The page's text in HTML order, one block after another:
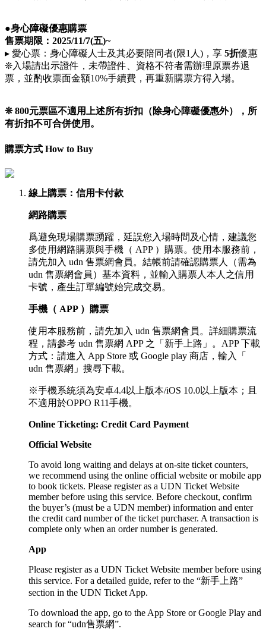
●身心障礙優惠購票
售票期限： 2025/11/7(五)~
▸ 愛心票：身心障礙人士及其必要陪同者(限1人)，享 5折優惠
❊入場請出示證件，未帶證件、資格不符者需辦理原票券退
票，並酌收票面金額10%手續費，再重新購票方得入場。
❊800元票區不適用上述所有折扣 （除身心障礙優惠外） ， 所
有折扣不可合併使用。
購票方式 How to Buy
線上購票 ：信用卡付款
網路購票
爲避免現場購票踴躍，延誤您入場時間及心情，建議您
多使用網路購票與手機（ APP ）購票。使用本服務前，
請先加入 udn 售票網會員。結帳前請確認購票人（需為
udn 售票網會員）基本資料，並輸入購票人本人之信用
卡號，產生訂單編號始完成交易。
手機（ APP ）購票
使用本服務前，請先加入 udn 售票網會員。詳細購票流
程，請參考 udn 售票網 APP 之「新手上路」。APP 下載
方式：請進入 App Store 或 Google play 商店，輸入「
udn 售票網」搜尋下載。
※手機系統須為安卓4.4以上版本/iOS 10.0以上版本；且
不適用於OPPO R11手機。
Online Ticketing: Credit Card Payment
Official Website
To avoid long waiting and delays at on-site ticket counters,
we recommend using the online official website or mobile app
to book tickets. Please register as a UDN Ticket Website
member before using this service. Before checkout, confirm
the buyer’s (must be a UDN member) information and enter
the credit card number of the ticket purchaser. A transaction is
complete only when an order number is generated.
App
Please register as a UDN Ticket Website member before using
this service. For a detailed guide, refer to the “新手上路”
section in the UDN Ticket App.
To download the app, go to the App Store or Google Play and
search for “udn售票網”.